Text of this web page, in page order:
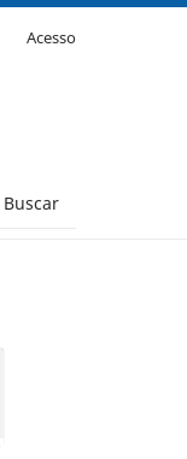
Buscar
Acesso